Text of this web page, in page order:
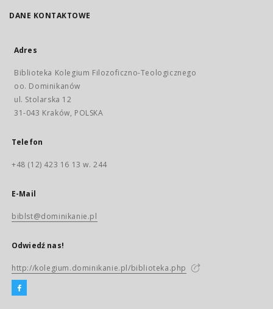
DANE KONTAKTOWE
Adres
Biblioteka Kolegium Filozoficzno-Teologicznego
oo. Dominikanów
ul. Stolarska 12
31-043 Kraków, POLSKA
Telefon
+48 (12) 423 16 13 w. 244
E-Mail
biblst@dominikanie.pl
Odwiedź nas!
http://kolegium.dominikanie.pl/biblioteka.php